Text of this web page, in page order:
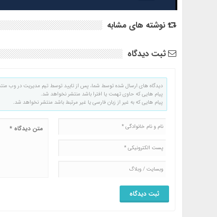
نوشته های مشابه
ثبت دیدگاه
دیدگاه های ارسال شده توسط شما، پس از تایید توسط تیم مدیریت در وب
پیام هایی که حاوی تهمت یا افترا باشد منتشر نخواهد شد.
پیام هایی که به غیر از زبان فارسی یا غیر مرتبط باشد منتشر نخواهد شد.